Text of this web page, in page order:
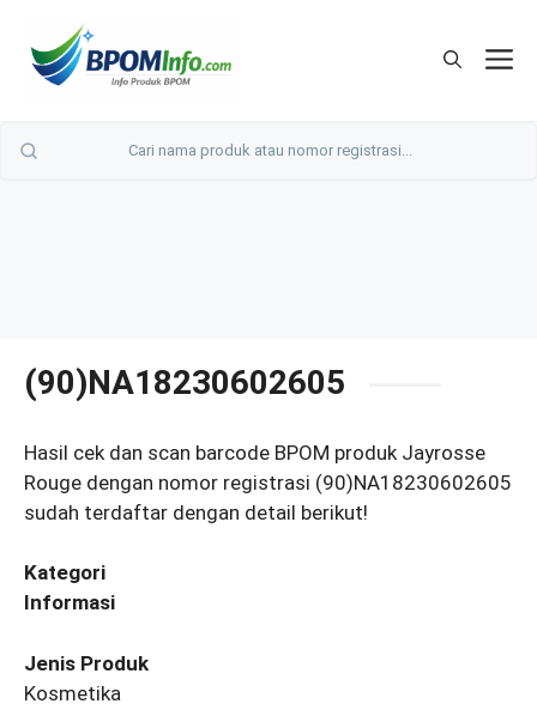
(90)NA18230602605
Hasil cek dan scan barcode BPOM produk Jayrosse
Rouge dengan nomor registrasi (90)NA18230602605
sudah terdaftar dengan detail berikut!
Kategori
Informasi
Jenis Produk
Kosmetika